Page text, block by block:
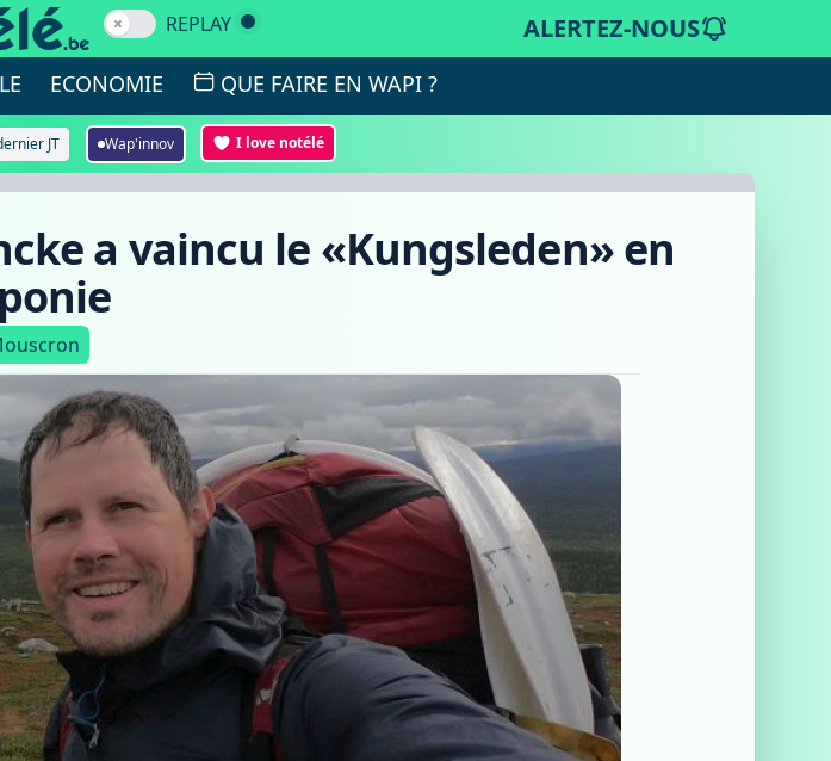
REPLAY ALERTEZ-NOUS
ECONOMIE QUE FAIRE EN WAPI ?
JT Wap'innov I love notélé
a vaincu le «Kungsleden» en